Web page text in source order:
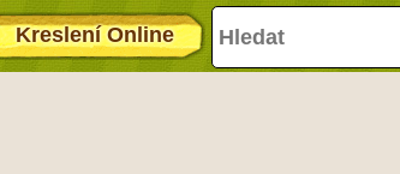
Kreslení Online